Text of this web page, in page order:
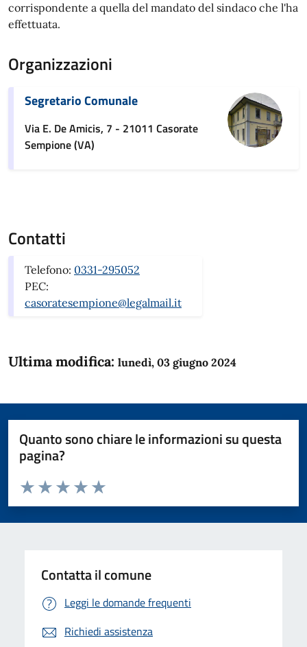
corrispondente a quella del mandato del sindaco che l'ha
effettuata.
Organizzazioni
Segretario Comunale
Via E. De Amicis, 7 - 21011 Casorate
Sempione (VA)
Contatti
Telefono: 0331-295052
PEC:
casoratesempione@legalmail.it
Ultima modifica: lunedì, 03 giugno 2024
Quanto sono chiare le informazioni su questa
pagina?
Domanda
Valuta da 1 a 5 stelle la pagina
Valuta 5 stelle su 5
Valuta 4 stelle su 5
Valuta 3 stelle su 5
Valuta 2 stelle su 5
Valuta 1 stelle su 5
Contatta il comune
Leggi le domande frequenti
Richiedi assistenza